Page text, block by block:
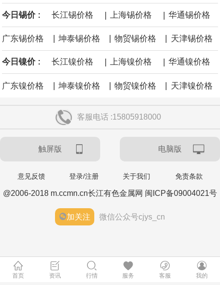
8月10日消息，在岸人民币兑美元收盘报6.7442，较上一交易日上
涨59点。
今日锡价 : 长江锡价格 | 上海锡价格 | 华通锡价格
广东锡价格 坤泰锡价格 物贸锡价格 天津锡价格
今日镍价 : 长江镍价格 | 上海镍价格 | 华通镍价格
广东镍价格 | 坤泰镍价格 | 物贸镍价格 | 天津镍价格
客服电话 :15805918000
触屏版 电脑版
意见反馈 登录/注册 关于我们 免责条款
@2006-2018 m.ccmn.cn长江有色金属网 闽ICP备09004021号
加关注 微信公众号cjys_cn
首页 资讯 行情 服务 客服 我的